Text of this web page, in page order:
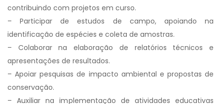
contribuindo com projetos em curso.
– Participar de estudos de campo, apoiando na
identificação de espécies e coleta de amostras.
– Colaborar na elaboração de relatórios técnicos e
apresentações de resultados.
– Apoiar pesquisas de impacto ambiental e propostas de
conservação.
– Auxiliar na implementação de atividades educativas